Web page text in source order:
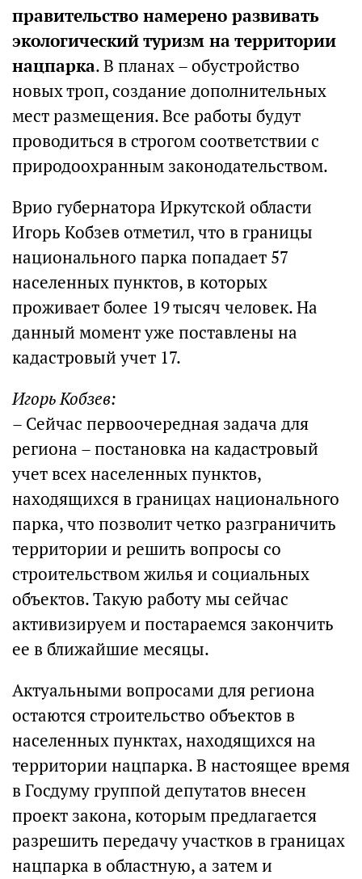
правительство намерено развивать
экологический туризм на территории
нацпарка. В планах – обустройство
новых троп, создание дополнительных
мест размещения. Все работы будут
проводиться в строгом соответствии с
природоохранным законодательством.
Врио губернатора Иркутской области
Игорь Кобзев отметил, что в границы
национального парка попадает 57
населенных пунктов, в которых
проживает более 19 тысяч человек. На
данный момент уже поставлены на
кадастровый учет 17.
Игорь Кобзев:
– Сейчас первоочередная задача для
региона – постановка на кадастровый
учет всех населенных пунктов,
находящихся в границах национального
парка, что позволит четко разграничить
территории и решить вопросы со
строительством жилья и социальных
объектов. Такую работу мы сейчас
активизируем и постараемся закончить
ее в ближайшие месяцы.
Актуальными вопросами для региона
остаются строительство объектов в
населенных пунктах, находящихся на
территории нацпарка. В настоящее время
в Госдуму группой депутатов внесен
проект закона, которым предлагается
разрешить передачу участков в границах
нацпарка в областную, а затем и